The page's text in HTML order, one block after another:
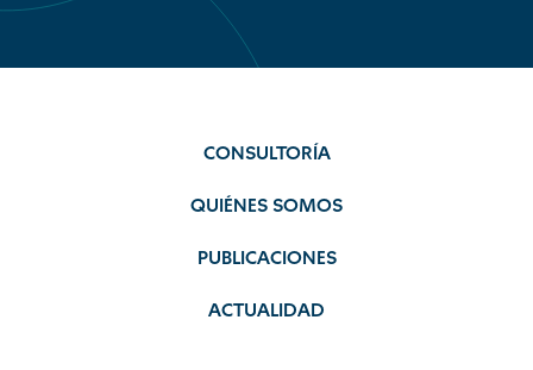
CONSULTORÍA
QUIÉNES SOMOS
PUBLICACIONES
ACTUALIDAD